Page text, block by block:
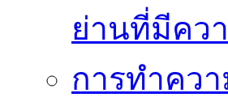
ย่านที่มีคว
การทำคว